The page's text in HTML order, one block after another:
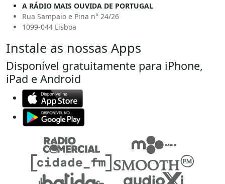
A RÁDIO MAIS OUVIDA DE PORTUGAL
Rua Sampaio e Pina n° 24/26
1099-044 Lisboa
Instale as nossas Apps
Disponível gratuitamente para iPhone,
iPad e Android